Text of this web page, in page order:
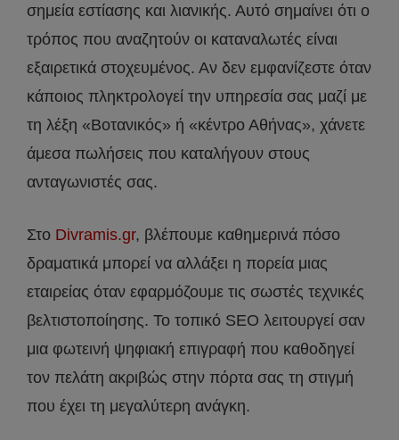
σημεία εστίασης και λιανικής. Αυτό σημαίνει ότι ο
τρόπος που αναζητούν οι καταναλωτές είναι
εξαιρετικά στοχευμένος. Αν δεν εμφανίζεστε όταν
κάποιος πληκτρολογεί την υπηρεσία σας μαζί με
τη λέξη «Βοτανικός» ή «κέντρο Αθήνας», χάνετε
άμεσα πωλήσεις που καταλήγουν στους
ανταγωνιστές σας.
Στο Divramis.gr, βλέπουμε καθημερινά πόσο
δραματικά μπορεί να αλλάξει η πορεία μιας
εταιρείας όταν εφαρμόζουμε τις σωστές τεχνικές
βελτιστοποίησης. Το τοπικό SEO λειτουργεί σαν
μια φωτεινή ψηφιακή επιγραφή που καθοδηγεί
τον πελάτη ακριβώς στην πόρτα σας τη στιγμή
που έχει τη μεγαλύτερη ανάγκη.